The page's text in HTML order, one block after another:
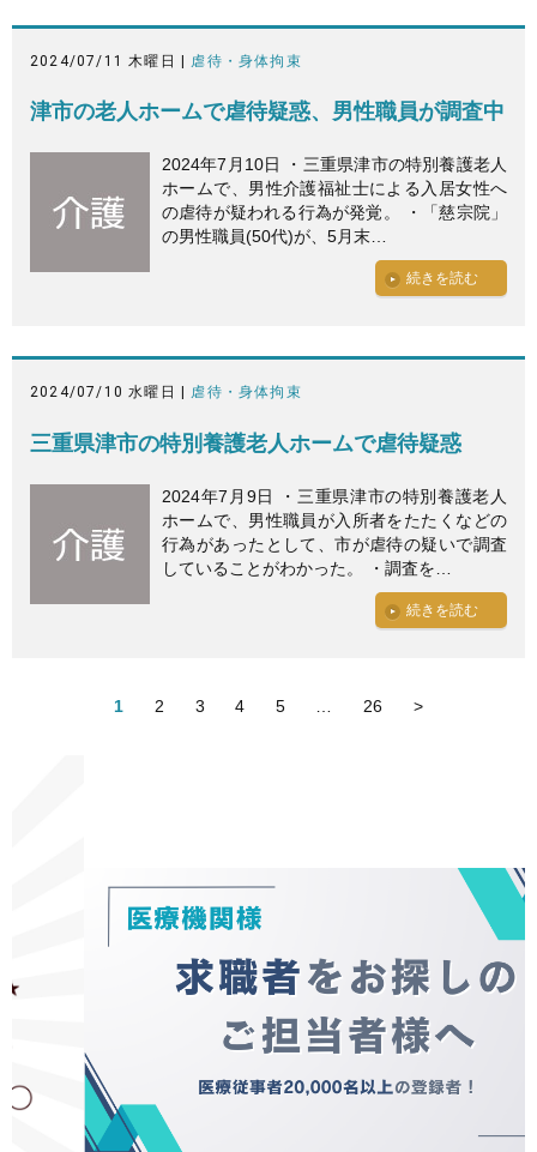
2024/07/11 木曜日 | 虐待・身体拘束
津市の老人ホームで虐待疑惑、男性職員が調査中
2024年7月10日 ・三重県津市の特別養護老人
ホームで、男性介護福祉士による入居女性へ
の虐待が疑われる行為が発覚。 ・「慈宗院」
の男性職員(50代)が、5月末…
続きを読む
2024/07/10 水曜日 | 虐待・身体拘束
三重県津市の特別養護老人ホームで虐待疑惑
2024年7月9日 ・三重県津市の特別養護老人
ホームで、男性職員が入所者をたたくなどの
行為があったとして、市が虐待の疑いで調査
していることがわかった。 ・調査を…
続きを読む
1 2 3 4 5 26 >